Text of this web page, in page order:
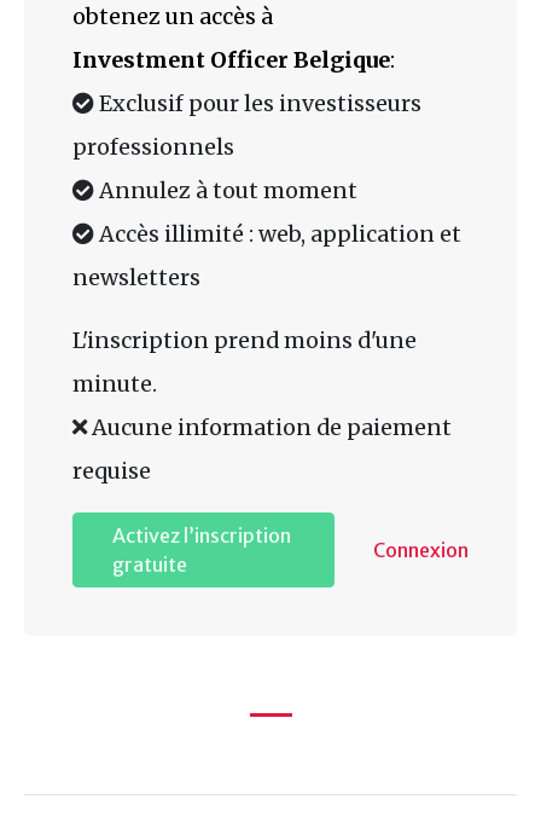
obtenez un accès à
Investment Officer Belgique:
Exclusif pour les investisseurs
professionnels
Annulez à tout moment
Accès illimité : web, application et
newsletters
L'inscription prend moins d'une
minute.
Aucune information de paiement
requise
Activez l’inscription
gratuite
Connexion